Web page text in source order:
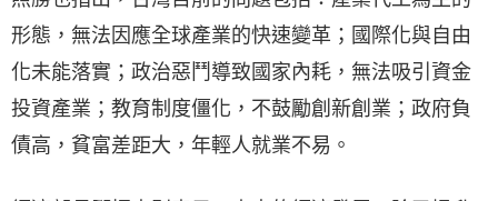
形態，無法因應全球產業的快速變革；國際化與自由
化未能落實；政治惡鬥導致國家內耗，無法吸引資金
投資產業；教育制度僵化，不鼓勵創新創業；政府負
債高，貧富差距大，年輕人就業不易。